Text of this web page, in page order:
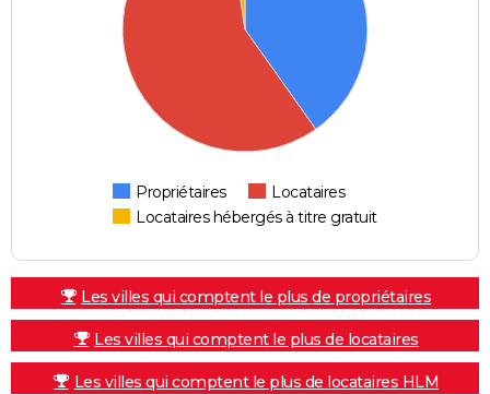
Propriétaires
Locataires
Locataires hébergés à titre gratuit
Les villes qui comptent le plus de propriétaires
Les villes qui comptent le plus de locataires
Les villes qui comptent le plus de locataires HLM